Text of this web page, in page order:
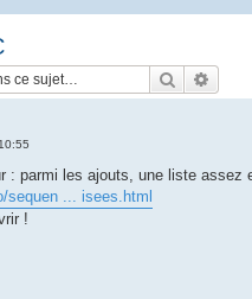
Rechercher
: parmi les ajouts, une liste
sequen ... isees.html
!